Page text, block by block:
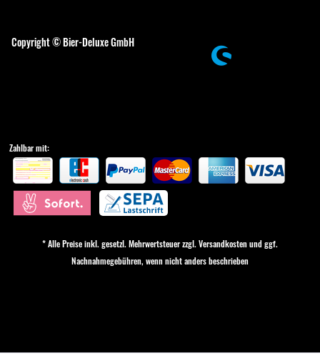
Copyright © Bier-Deluxe GmbH
Zahlbar mit:
* Alle Preise inkl. gesetzl. Mehrwertsteuer zzgl. Versandkostenund ggf.
Nachnahmegebühren, wenn nicht anders beschrieben